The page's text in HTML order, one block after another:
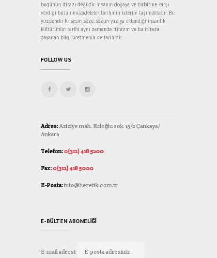
bugünün itirazı değildir. İnsanın doğaya ve birbirine karşı
verdiği bütün mücadeleler tarihinin izlerini taşımaktadır. Bu
yüzdendir ki sesin söze, sözün yazıya eklendiği insanlık
kültürünün tarihi aynı zamanda itirazın ve bu itiraza
dayanan bilgi üretmenin de tarihidir.
FOLLOW US
Adres: Aziziye mah. Kuloğlu sok. 15/2 Çankaya/
Ankara
Telefon:0(312) 418 5200
Fax:0(312) 418 5000
E-Posta:info@heretik.com.tr
E-BÜLTEN ABONELIĞI
E-mail adresi: